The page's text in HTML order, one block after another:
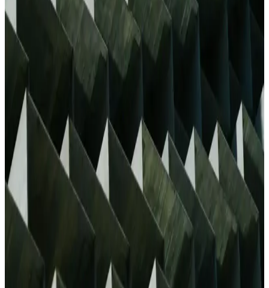
MF Acoustic 0215 ile Ryzen KTS-1057 karşılaştırması güç (W),
çalma süresi, Bluetooth menzili ve bağlantı seçeneklerini (USB,
hafıza kartı, mikrofon girişi) odak alır; kullanıcı geri bildirimleriyle
gerçek dünyadaki performans ipuçları sunar.
Büyük Hoparlörler: Güçlü Ses ve Geniş Alanlara
Yayılma Özellikleri Hakkında Detaylar
Büyük hoparlörler, yüksek güç ve geniş alanlara yayılma
özellikleriyle öne çıkar. Konser, açık hava ve büyük mekanlarda
kullanılır, teknolojik gelişmelerle performansları artmaktadır.
Anker Soundcore Motion Boom Plus Taşınabilir
Bluetooth Hoparlör Özellikleri ve Kullanım Alanları
Anker Soundcore Motion Boom Plus, dayanıklı yapısı ve yüksek
ses kalitesiyle öne çıkan taşınabilir Bluetooth hoparlör. Suya ve toza
karşı dayanıklı, uzun pil ömrü ile açık hava etkinlikleri için ideal bir
seçenek.
Logitech Z533 Media Markt'ta: Güçlü Ses ve Çok
Yönlü Bağlantı Seçenekleri
Logitech Z533, 120 watt güç, çok yönlü bağlantı ve etkileyici bass
performansıyla ev ve bilgisayar kullanımı için ideal yüksek kaliteli